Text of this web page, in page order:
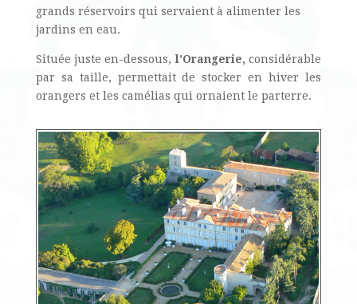
grands réservoirs qui servaient à alimenter les
jardins en eau.
Située juste en-dessous,l’Orangerie, considérable
par sa taille, permettait de stocker en hiver les
orangers et les camélias qui ornaient le parterre.